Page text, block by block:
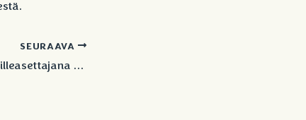
SEURAAVA
Stingfree AB näytteilleasettajana EVO NXT -messuilla Malagassa.